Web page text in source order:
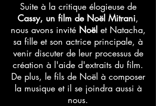
Suite à la critique élogieuse de
Cassy, un film de Noël Mitrani,
nous avons invité Noëlet Natacha,
sa fille et son actrice principale, à
venir discuter de leur processus de
création à l'aide d'extraits du film.
De plus, le fils de Noël à composer
la musique et il se joindra aussi à
nous.